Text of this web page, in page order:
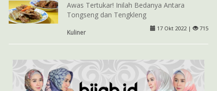
Awas Tertukar! Inilah Bedanya Antara
Tongseng dan Tengkleng
Kuliner
17 Okt 2022 | 715